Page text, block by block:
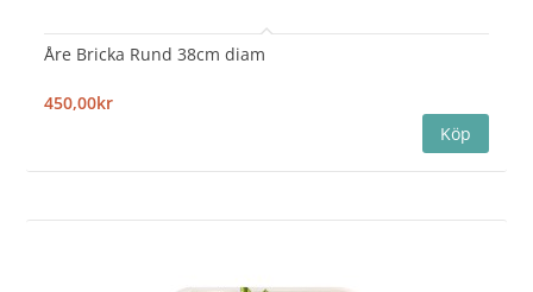
Åre Bricka Rund 38cm diam
450,00kr